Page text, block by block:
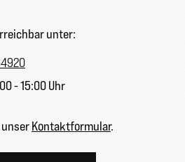
unter:
- 15:00 Uhr
unserKontaktformular.